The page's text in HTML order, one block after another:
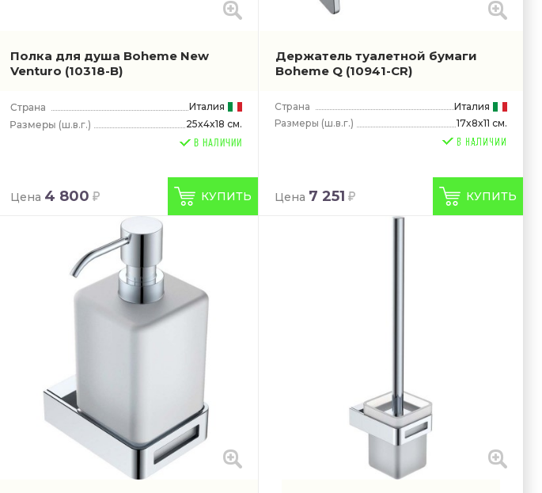
Полкa для душа Boheme New
Venturo (10318-B)
Италия
(ш.в.г.)
25x4x18 см.
В НАЛИЧИИ
Цена 4 800 КУПИТЬ
Держатель туалетной бумаги
Boheme Q (10941-CR)
Страна
Италия
Размеры (ш.в.г.) 17x8x11 см.
Цена 7 251 КУПИТЬ